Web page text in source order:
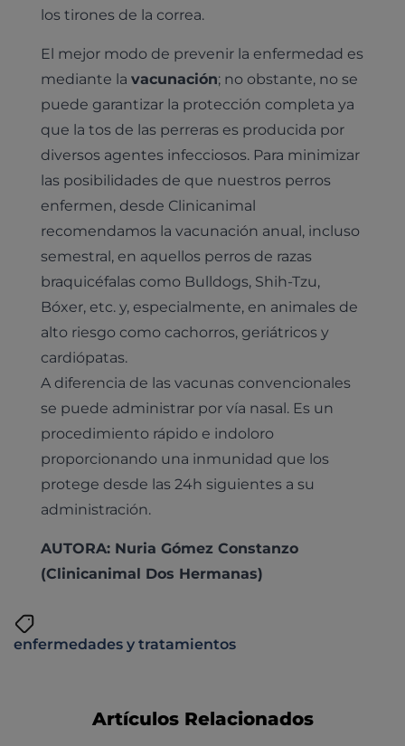
los tirones de la correa.
El mejor modo de prevenir la enfermedad es
mediante la vacunación; no obstante, no se
puede garantizar la protección completa ya
que la tos de las perreras es producida por
diversos agentes infecciosos. Para minimizar
las posibilidades de que nuestros perros
enfermen, desde Clinicanimal
recomendamos la vacunación anual, incluso
semestral, en aquellos perros de razas
braquicéfalas como Bulldogs, Shih-Tzu,
Bóxer, etc. y, especialmente, en animales de
alto riesgo como cachorros, geriátricos y
cardiópatas.
A diferencia de las vacunas convencionales
se puede administrar por vía nasal. Es un
procedimiento rápido e indoloro
proporcionando una inmunidad que los
protege desde las 24h siguientes a su
administración.
AUTORA: Nuria Gómez Constanzo
(Clinicanimal Dos Hermanas)
enfermedades y tratamientos
Artículos Relacionados